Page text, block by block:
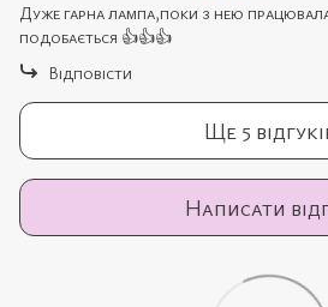
Дуже гарна лампа,поки з нею
подобається 👍👍👍
Відповісти
Ще 5
Написати